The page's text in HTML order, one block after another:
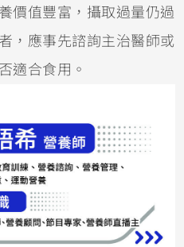
價值豐富，攝取過量仍過
，應事先諮詢主治醫師或
適合食用。